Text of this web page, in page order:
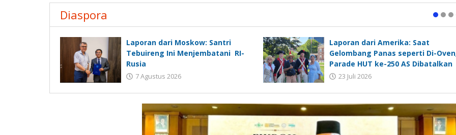
Diaspora
Laporan dari Moskow: Santri
Tebuireng Ini Menjembatani RI-
Rusia
7 Agustus 2026
Laporan dari Amerika: Saat
Gelombang Panas seperti Di-
Parade HUT ke-250 AS Dibatalkan
23 Juli 2026